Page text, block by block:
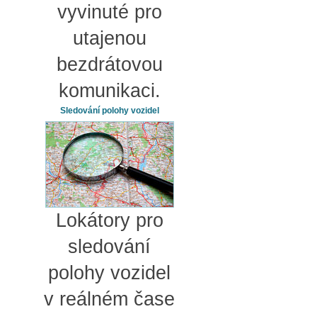
vyvinuté pro
utajenou
bezdrátovou
komunikaci.
Sledování polohy vozidel
Lokátory pro
sledování
polohy vozidel
v reálném čase